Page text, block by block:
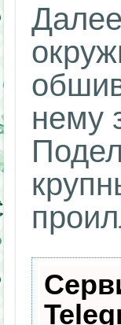
нему